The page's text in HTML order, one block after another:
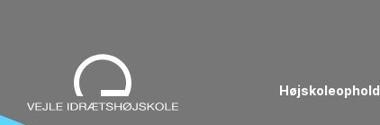
Højskoleophold